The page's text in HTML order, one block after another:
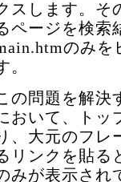
スします。そ
ページを検索
のみを
。
の問題を解決
おいて、トッ
、大元のフレ
リンクを貼る
みが表示され